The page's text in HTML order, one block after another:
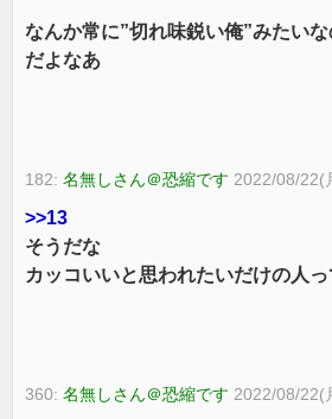
なんか常に”切れ味鋭い俺”みたい
だよなあ
182:名無しさん＠恐縮です 2022/08/22(
>>13
そうだな
カッコいいと思われたいだけの人
360:名無しさん＠恐縮です 2022/08/22(